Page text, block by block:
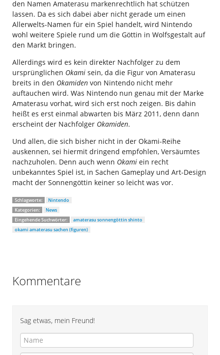
den Namen Amaterasu markenrechtlich hat schützen
lassen. Da es sich dabei aber nicht gerade um einen
Allerwelts-Namen für ein Spiel handelt, wird Nintendo
wohl weitere Spiele rund um die Göttin in Wolfsgestalt auf
den Markt bringen.
Allerdings wird es kein direkter Nachfolger zu dem
ursprünglichen Okami sein, da die Figur von Amaterasu
breits in den Okamiden von Nintendo nicht mehr
auftauchen wird. Was Nintendo nun genau mit der Marke
Amaterasu vorhat, wird sich erst noch zeigen. Bis dahin
heißt es erst einmal abwarten bis März 2011, denn dann
erscheint der Nachfolger Okamiden.
Und allen, die sich bisher nicht in der Okami-Reihe
auskennen, sei hiermit dringend empfohlen, Versäumtes
nachzuholen. Denn auch wenn Okami ein recht
unbekanntes Spiel ist, in Sachen Gameplay und Art-Design
macht der Sonnengöttin keiner so leicht was vor.
Schlagworte:
Nintendo
Kategorien:
News
Eingehende Suchwörter:
amaterasu sonnengöttin shinto
okami amaterasu sachen (figuren)
Kommentare
Sag etwas, mein Freund!